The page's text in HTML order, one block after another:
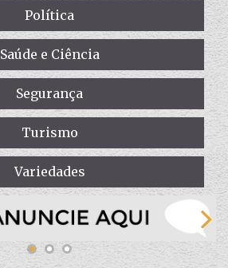
Política
Saúde e Ciência
Segurança
Turismo
Variedades